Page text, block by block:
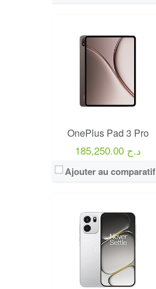
OnePlus Pad 3 Pro
185,250.00 د.ج
Ajouter au comparatif